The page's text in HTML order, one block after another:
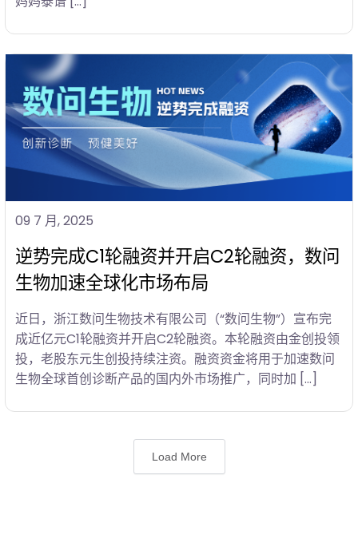
09 7 月, 2025
逆势完成C1轮融资并开启C2轮融资，数问
生物加速全球化市场布局
近日，浙江数问生物技术有限公司（“数问生物”）宣布完
成近亿元C1轮融资并开启C2轮融资。本轮融资由金创投领
投，老股东元生创投持续注资。融资资金将用于加速数问
生物全球首创诊断产品的国内外市场推广，同时加 […]
Load More